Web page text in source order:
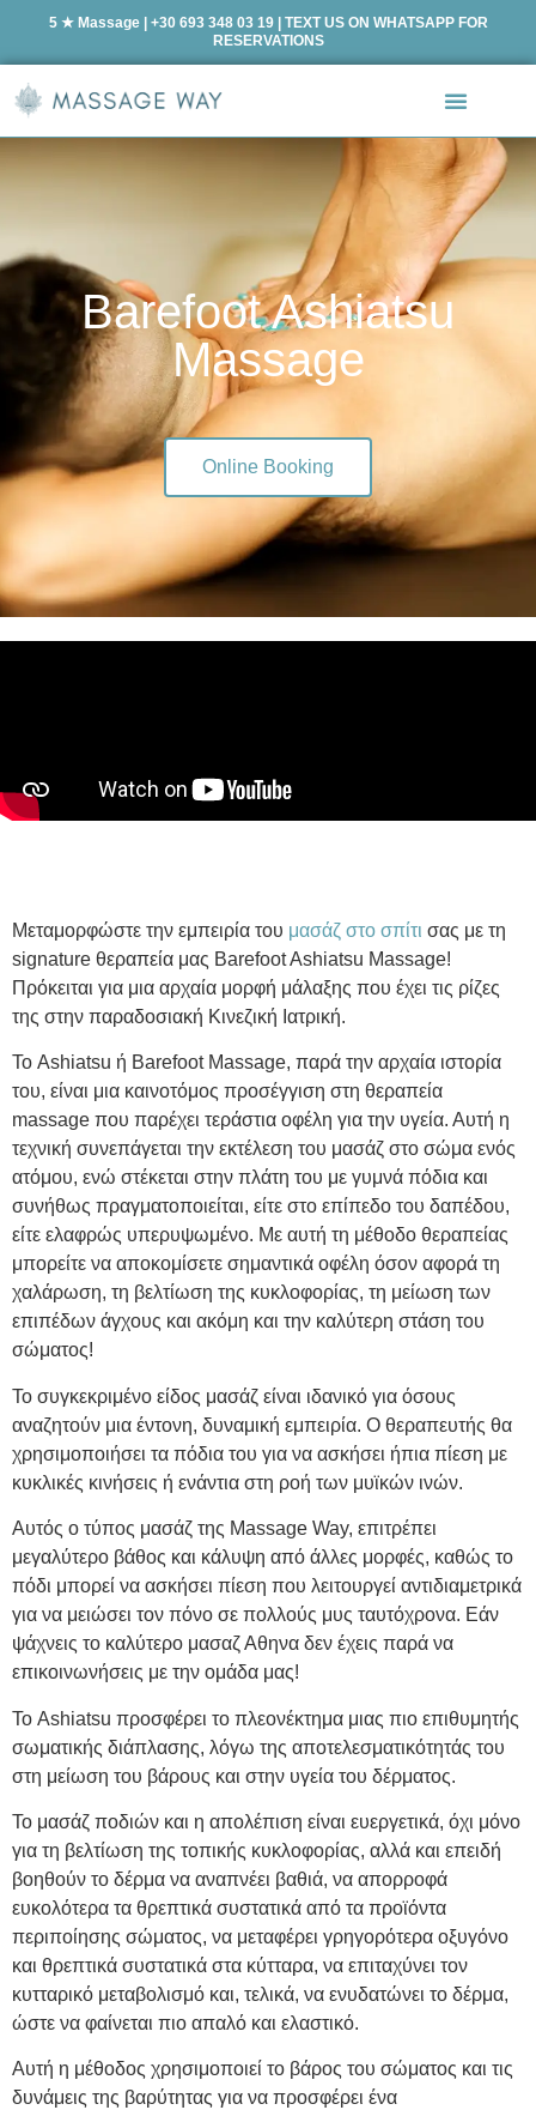
5 ★ Massage | +30 693 348 03 19 | TEXT US ON WHATSAPP FOR
RESERVATIONS
Barefoot Ashiatsu
Massage
Online Booking
Μεταμορφώστε την εμπειρία του μασάζ στο σπίτι σας με τη
signature θεραπεία μας Barefoot Ashiatsu Massage!
Πρόκειται για μια αρχαία μορφή μάλαξης που έχει τις ρίζες
της στην παραδοσιακή Κινεζική Ιατρική.
Το Ashiatsu ή Barefoot Massage, παρά την αρχαία ιστορία
του, είναι μια καινοτόμος προσέγγιση στη θεραπεία
massage που παρέχει τεράστια οφέλη για την υγεία. Αυτή η
τεχνική συνεπάγεται την εκτέλεση του μασάζ στο σώμα ενός
ατόμου, ενώ στέκεται στην πλάτη του με γυμνά πόδια και
συνήθως πραγματοποιείται, είτε στο επίπεδο του δαπέδου,
είτε ελαφρώς υπερυψωμένο. Με αυτή τη μέθοδο θεραπείας
μπορείτε να αποκομίσετε σημαντικά οφέλη όσον αφορά τη
χαλάρωση, τη βελτίωση της κυκλοφορίας, τη μείωση των
επιπέδων άγχους και ακόμη και την καλύτερη στάση του
σώματος!
Το συγκεκριμένο είδος μασάζ είναι ιδανικό για όσους
αναζητούν μια έντονη, δυναμική εμπειρία. Ο θεραπευτής θα
χρησιμοποιήσει τα πόδια του για να ασκήσει ήπια πίεση με
κυκλικές κινήσεις ή ενάντια στη ροή των μυϊκών ινών.
Αυτός ο τύπος μασάζ της Massage Way, επιτρέπει
μεγαλύτερο βάθος και κάλυψη από άλλες μορφές, καθώς το
πόδι μπορεί να ασκήσει πίεση που λειτουργεί αντιδιαμετρικά
για να μειώσει τον πόνο σε πολλούς μυς ταυτόχρονα. Εάν
ψάχνεις το καλύτερο μασαζ Αθηνα δεν έχεις παρά να
επικοινωνήσεις με την ομάδα μας!
Το Ashiatsu προσφέρει το πλεονέκτημα μιας πιο επιθυμητής
σωματικής διάπλασης, λόγω της αποτελεσματικότητάς του
στη μείωση του βάρους και στην υγεία του δέρματος.
Το μασάζ ποδιών και η απολέπιση είναι ευεργετικά, όχι μόνο
για τη βελτίωση της τοπικής κυκλοφορίας, αλλά και επειδή
βοηθούν το δέρμα να αναπνέει βαθιά, να απορροφά
ευκολότερα τα θρεπτικά συστατικά από τα προϊόντα
περιποίησης σώματος, να μεταφέρει γρηγορότερα οξυγόνο
και θρεπτικά συστατικά στα κύτταρα, να επιταχύνει τον
κυτταρικό μεταβολισμό και, τελικά, να ενυδατώνει το δέρμα,
ώστε να φαίνεται πιο απαλό και ελαστικό.
Αυτή η μέθοδος χρησιμοποιεί το βάρος του σώματος και τις
δυνάμεις της βαρύτητας για να προσφέρει ένα